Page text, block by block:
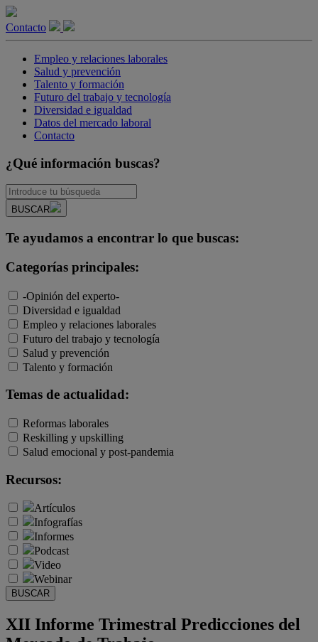
Contacto
Empleo y relaciones laborales
Salud y prevención
Talento y formación
Futuro del trabajo y tecnología
Diversidad e igualdad
Datos del mercado laboral
Contacto
¿Qué información buscas?
BUSCAR
Te ayudamos a encontrar lo que buscas:
Categorías principales:
-Opinión del experto-
Diversidad e igualdad
Empleo y relaciones laborales
Futuro del trabajo y tecnología
Salud y prevención
Talento y formación
Temas de actualidad:
Reformas laborales
Reskilling y upskilling
Salud emocional y post-pandemia
Recursos:
Artículos
Infografías
Informes
Podcast
Video
Webinar
BUSCAR
XII Informe Trimestral Predicciones del